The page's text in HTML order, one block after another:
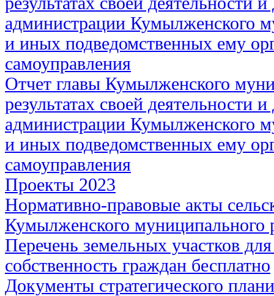
администрации Кумылженского
и иных подведомственных ему
самоуправления
Отчет главы Кумылженского
результатах своей деятельности
администрации Кумылженского
и иных подведомственных ему
самоуправления
Проекты 2023
Нормативно-правовые акты
Кумылженского муниципального
Перечень земельных участков
собственность граждан бесплатно
Документы стратегического